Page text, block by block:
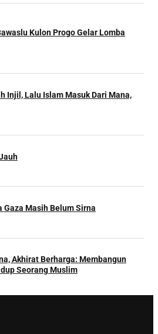
Kulon Progo Gelar Lomba
Injil, Lalu Islam Masuk Dari Mana,
Gaza Masih Belum Sirna
Akhirat Berharga: Membangun
Seorang Muslim